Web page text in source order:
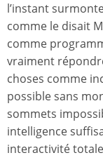
l’instant
comme le disait
comme
vraiment
choses comme
possible sans
sommets
intelligence
interactivité